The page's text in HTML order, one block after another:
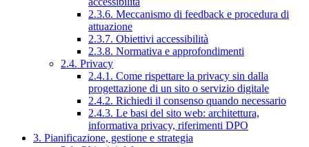
2.3.6. Meccanismo di feedback e procedura di
attuazione
2.3.7. Obiettivi accessibilità
2.3.8. Normativa e approfondimenti
2.4. Privacy
2.4.1. Come rispettare la privacy sin dalla
progettazione di un sito o servizio digitale
2.4.2. Richiedi il consenso quando necessario
2.4.3. Le basi del sito web: architettura,
informativa privacy, riferimenti DPO
3. Pianificazione, gestione e strategia